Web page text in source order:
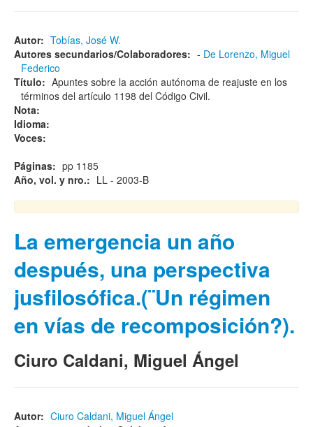
Autor: Tobías, José W.
Autores secundarios/Colaboradores: - De Lorenzo, Miguel
Federico
Título: Apuntes sobre la acción autónoma de reajuste en los
términos del artículo 1198 del Código Civil.
Nota:
Idioma:
Voces:
Páginas: pp 1185
Año, vol. y nro.: LL - 2003-B
La emergencia un año
después, una perspectiva
jusfilosófica.(¨Un régimen
en vías de recomposición?).
Ciuro Caldani, Miguel Ángel
Autor: Ciuro Caldani, Miguel Ángel